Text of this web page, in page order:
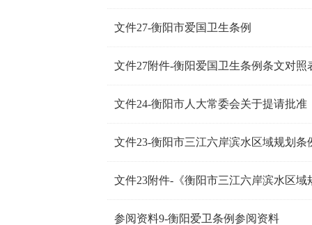
文件27-衡阳市爱国卫生条例
文件27附件-衡阳爱国卫生条例条文对照
文件23-衡阳市三江六岸滨水区域规划条
文件23附件-《衡阳市三江六岸滨水区
参阅资料9-衡阳爱卫条例参阅资料